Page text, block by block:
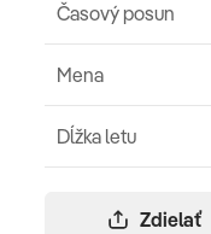
Zdielať
Časový posun
Mena
Dĺžka letu